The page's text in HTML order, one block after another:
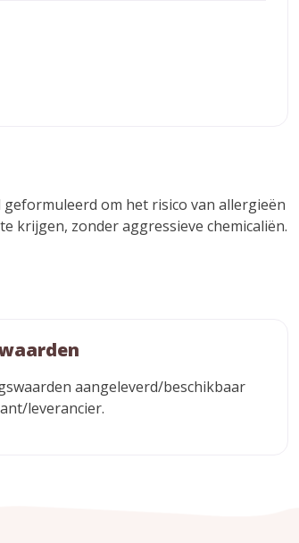
om het risico van allergieën
krijgen, zonder aggressieve chemicaliën.
aangeleverd/beschikbaar
leverancier.